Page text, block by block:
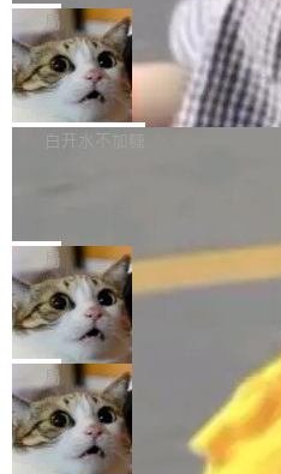
给 OpenAI 总法律顾问 Che
件，附了一封长信，要求 OpenAI
果员工带走机密信...
你的，AI写AI的，同屏协作互不干
AI帮你干活，现在开启全新体验！
体验WorkBuddy鸿蒙PC版前，请
atePad Edge 升级至
P9 patch03及以上版本。 *升级路
布了 9.0 版本。这个版本除了带
处理能力和硬件加速支持之外，还
处：FFmpeg 9.0 的代号是“Lei”
来自中国开发者雷霄骅（Lei
很多中国音视频开发者而言，这个
“启蒙老师”。 而今年，恰好是雷霄
年。FFmpeg 社区最终选择用一个
字，留下了这份纪念。 雷霄骅曾是
数字电视技术方向的博士生，长期
频技...
局
亚马逊成本失控：AI 写代码烧
万元，超预算 860%
外媒近日曝光了亚马逊的多份内部
导致公司在多个项目上超支。《金
编写程序，目标是完成电商平台作
列表的数据匹配 —— 一项常规的数
务，最终却产生了 180 万美元的账
超出原定预算 860%。 更令人意
最终并未成功落地，而高额算力消
达 5 个月，公司直到财务对账时
意味着一个无人看管的 AI 程序，
里日夜不停地"烧钱"。 复盘显示，...
白开水不加糖
e CEO Clément Delangue 在
没有拐弯抹角。他说中国正在赢得
且按目前的速度，中国 AI 工具预计
2027 年就能追上美国前沿实验室
ngue 把原因归结为一件事：开放
AI 开发者在一个共享和协作的生
而美国模型厂商在"闭门造车"。他
ding in silos"——各自为战，互不
局
当 AI agent 把源码变成了最好
统，开发者工具必须开源
五年前，David Crawshaw 问过很
一个问题：你写过什么给自己用的
乎都是没有。工程师们整天用别人
序给别人用。偶尔有人自己写个博
家居控制、家庭实验室，都算稀奇
局
DeepSeek Harness 宣布内测
网最大规模开源 Agent 路演现
一条内测招募帖，发出去的时候大